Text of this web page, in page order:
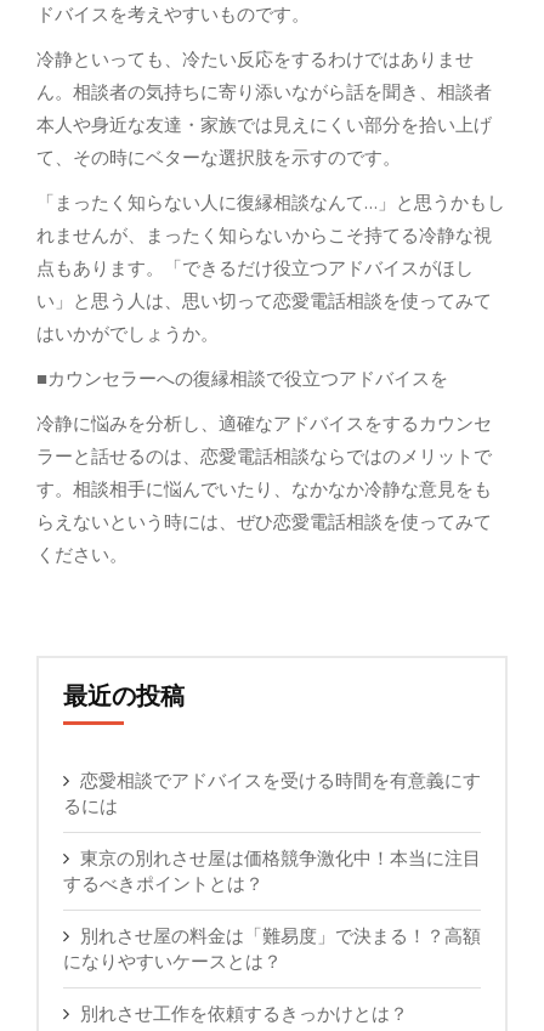
ドバイスを考えやすいものです。
冷静といっても、冷たい反応をするわけではありませ
ん。相談者の気持ちに寄り添いながら話を聞き、相談者
本人や身近な友達・家族では見えにくい部分を拾い上げ
て、その時にベターな選択肢を示すのです。
「まったく知らない人に復縁相談なんて…」と思うかもし
れませんが、まったく知らないからこそ持てる冷静な視
点もあります。「できるだけ役立つアドバイスがほし
い」と思う人は、思い切って恋愛電話相談を使ってみて
はいかがでしょうか。
■カウンセラーへの復縁相談で役立つアドバイスを
冷静に悩みを分析し、適確なアドバイスをするカウンセ
ラーと話せるのは、恋愛電話相談ならではのメリットで
す。相談相手に悩んでいたり、なかなか冷静な意見をも
らえないという時には、ぜひ恋愛電話相談を使ってみて
ください。
最近の投稿
恋愛相談でアドバイスを受ける時間を有意義にす
るには
東京の別れさせ屋は価格競争激化中！本当に注目
するべきポイントとは？
別れさせ屋の料金は「難易度」で決まる！？高額
になりやすいケースとは？
別れさせ工作を依頼するきっかけとは？